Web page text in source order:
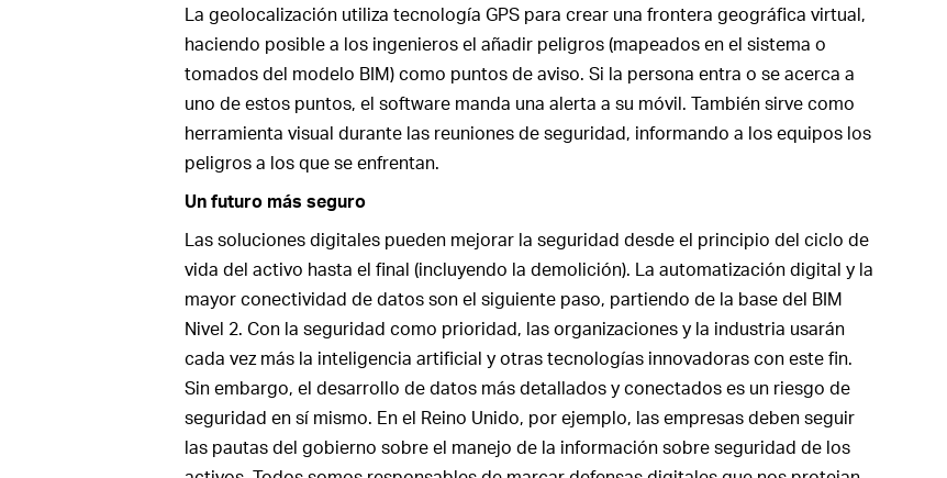
La geolocalización utiliza tecnología GPS para crear una frontera geográfica virtual,
haciendo posible a los ingenieros el añadir peligros (mapeados en el sistema o
tomados del modelo BIM) como puntos de aviso. Si la persona entra o se acerca a
uno de estos puntos, el software manda una alerta a su móvil. También sirve como
herramienta visual durante las reuniones de seguridad, informando a los equipos los
peligros a los que se enfrentan.
Un futuro más seguro
Las soluciones digitales pueden mejorar la seguridad desde el principio del ciclo de
vida del activo hasta el final (incluyendo la demolición). La automatización digital y la
mayor conectividad de datos son el siguiente paso, partiendo de la base del BIM
Nivel 2. Con la seguridad como prioridad, las organizaciones y la industria usarán
cada vez más la inteligencia artificial y otras tecnologías innovadoras con este fin.
Sin embargo, el desarrollo de datos más detallados y conectados es un riesgo de
seguridad en sí mismo. En el Reino Unido, por ejemplo, las empresas deben seguir
las pautas del gobierno sobre el manejo de la información sobre seguridad de los